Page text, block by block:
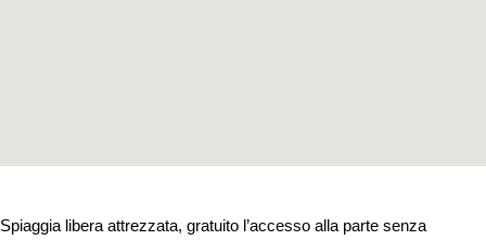
Spiaggia libera attrezzata, gratuito l’accesso alla parte senza